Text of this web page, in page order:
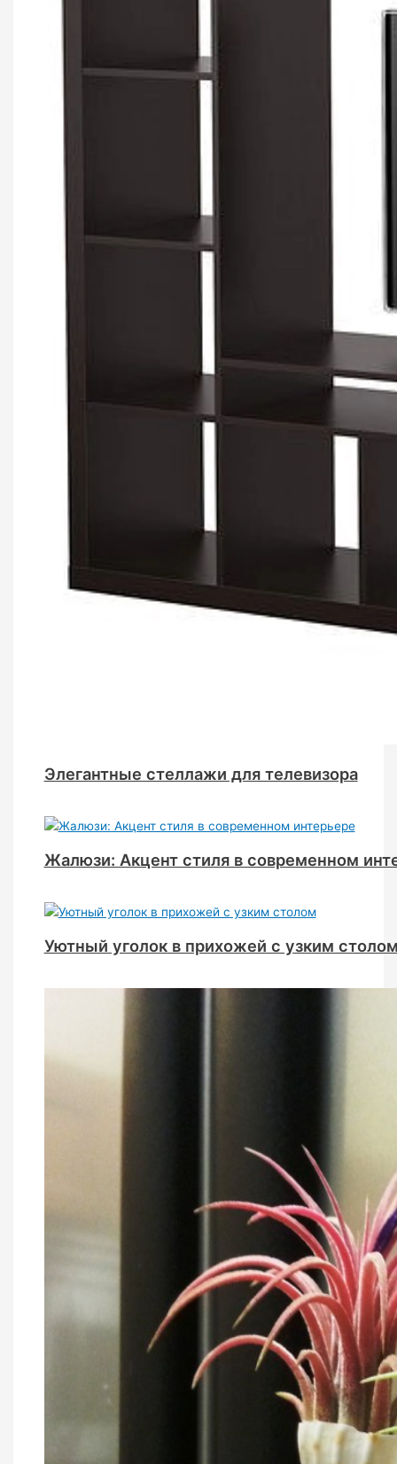
Элегантные стеллажи для телевизора
Жалюзи: Акцент стиля в современном
Уютный уголок в прихожей с узким